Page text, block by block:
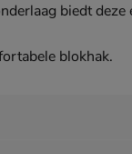
biedt
blokhak.